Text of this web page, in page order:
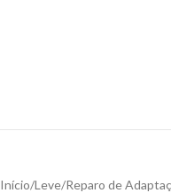
Início Leve Reparo de